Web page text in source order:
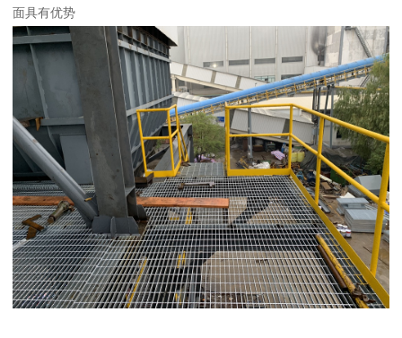
面具有优势